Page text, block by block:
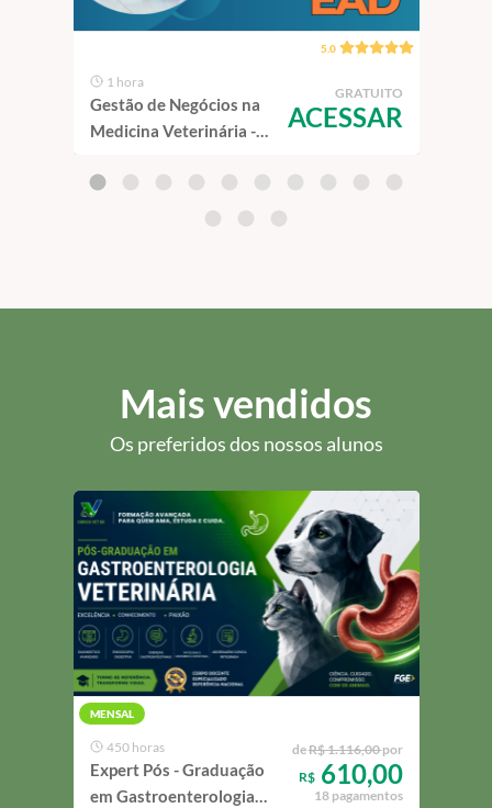
5.0
1 hora
Gestão de Negócios na
Medicina Veterinária -
EAD
GRATUITO
ACESSAR
Mais vendidos
Os preferidos dos nossos alunos
MENSAL
450 horas
Expert Pós - Graduação
em Gastroenterologia
deR$ 1.116,00por
R$610,00
18 pagamentos